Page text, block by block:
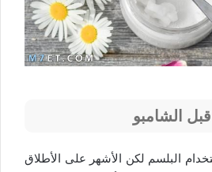
الشامبو
البلسم لكن الأشهر على الأطلاق